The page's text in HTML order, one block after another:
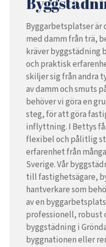
Byggarbetsplatser är
med damm från trä,
kräver byggstädning
och praktisk
skiljer sig från andra
av damm och smuts
behöver vi göra en
steg, för att göra
inflyttning. I Bettys
flexibel och pålitlig
erfarenhet från
Sverige. Vår
till fastighetsägare,
hantverkare som
av en
professionell, robust
byggstädning i
byggnationen eller